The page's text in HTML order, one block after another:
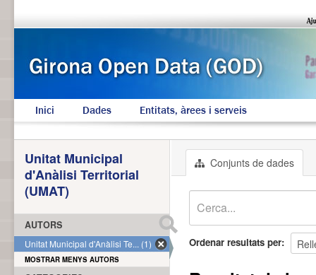
Inici Dades Entitats, àrees i serveis
Conjunts de dades
Ordenar resultats per
Unitat Municipal
d'Anàlisi Territorial
(UMAT)
AUTORS
Unitat Municipal d'Anàlisi Te... (1)
MOSTRAR MENYS AUTORS